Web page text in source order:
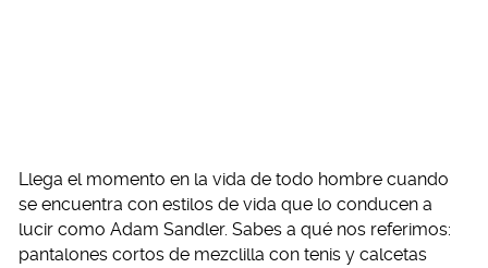
Llega el momento en la vida de todo hombre cuando
se encuentra con estilos de vida que lo conducen a
lucir como Adam Sandler. Sabes a qué nos referimos:
pantalones cortos de mezclilla con tenis y calcetas